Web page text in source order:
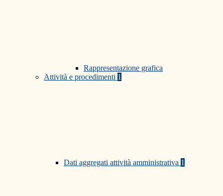
Rappresentazione grafica
Attività e procedimenti 1
Dati aggregati attività amministrativa 1